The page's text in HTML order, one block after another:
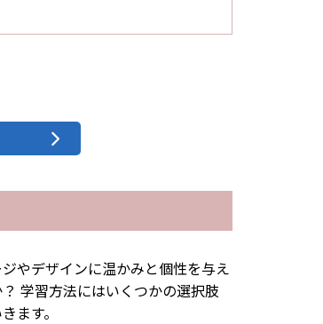
やデザインに温かみと個性を与え
学習方法にはいくつかの選択肢
ます。